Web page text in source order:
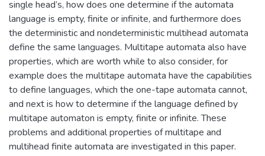
single head’s, how does one determine if the automata
language is empty, finite or infinite, and furthermore does
the deterministic and nondeterministic multihead automata
define the same languages. Multitape automata also have
properties, which are worth while to also consider, for
example does the multitape automata have the capabilities
to define languages, which the one-tape automata cannot,
and next is how to determine if the language defined by
multitape automaton is empty, finite or infinite. These
problems and additional properties of multitape and
multihead finite automata are investigated in this paper.